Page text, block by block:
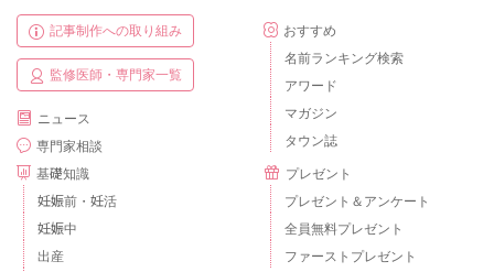
記事制作への取り組み
監修医師・専門家一覧
ニュース
専門家相談
基礎知識
妊娠前・妊活
妊娠中
出産
おすすめ
名前ランキング検索
アワード
マガジン
タウン誌
プレゼント
プレゼント＆アンケート
全員無料プレゼント
ファーストプレゼント